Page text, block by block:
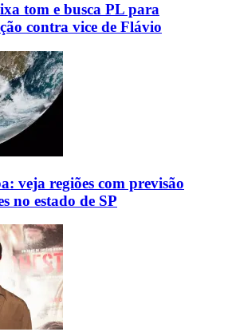
tom e busca PL para
contra vice de Flávio
veja regiões com previsão
no estado de SP